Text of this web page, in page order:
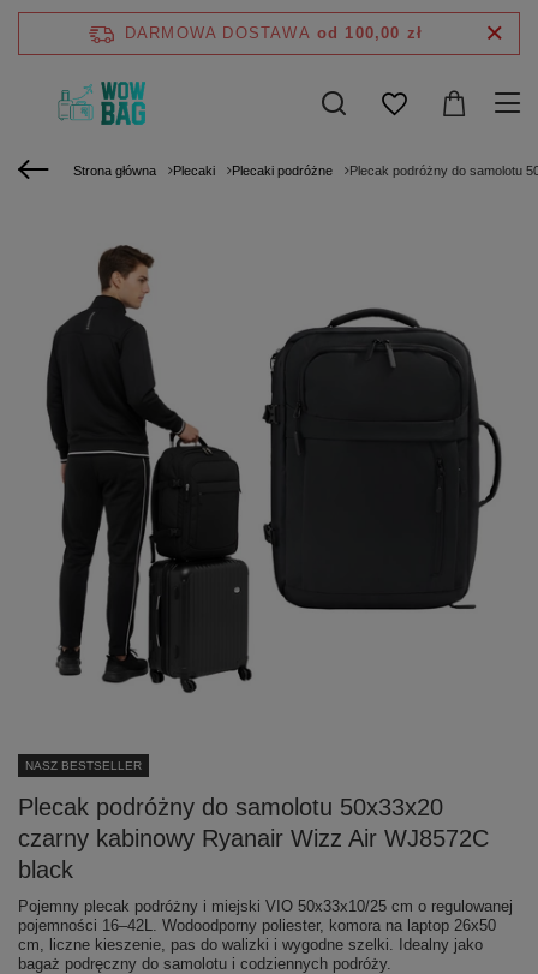
DARMOWA DOSTAWA od 100,00 zł
Strona główna Plecaki Plecaki podróżne Plecak podróżny do samolotu
NASZ BESTSELLER
Plecak podróżny do samolotu 50x33x20
czarny kabinowy Ryanair Wizz Air WJ8572C
black
Pojemny plecak podróżny i miejski VIO 50x33x10/25 cm o regulowanej
pojemności 16–42L. Wodoodporny poliester, komora na laptop 26x50
cm, liczne kieszenie, pas do walizki i wygodne szelki. Idealny jako
bagaż podręczny do samolotu i codziennych podróży.